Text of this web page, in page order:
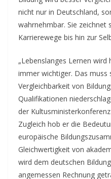
nicht nur in Deutschland,
wahrnehmbar. Sie zeichnet
Karrierewege bis hin zur
„Lebenslanges Lernen wird
immer wichtiger. Das muss
Vergleichbarkeit von
Qualifikationen
der
Zugleich hob er die
europäische
Gleichwertigkeit von
wird dem deutschen
angemessen Rechnung